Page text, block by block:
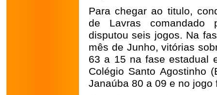
Para chegar ao titulo,
de Lavras comandado
disputou seis jogos. Na
mês de Junho, vitórias
63 a 15 na fase estadual
Colégio Santo Agostinho
Janaúba 80 a 09 e no